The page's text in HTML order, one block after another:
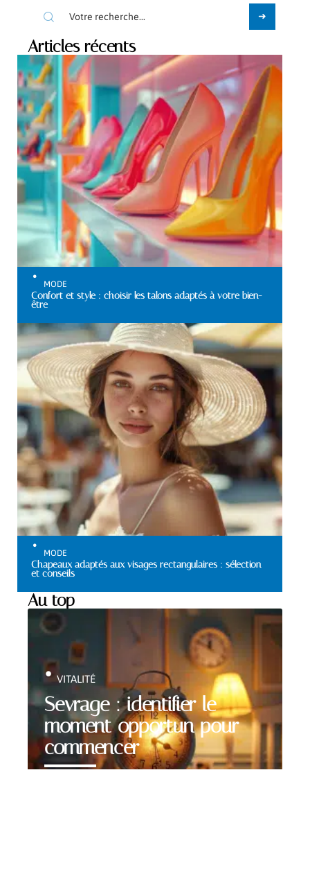
Articles récents
MODE
Confort et style : choisir les talons adaptés à votre bien-
être
MODE
Chapeaux adaptés aux visages rectangulaires : sélection
et conseils
Au top
Sevrage : identifier le
moment opportun pour
commencer
VITALITÉ